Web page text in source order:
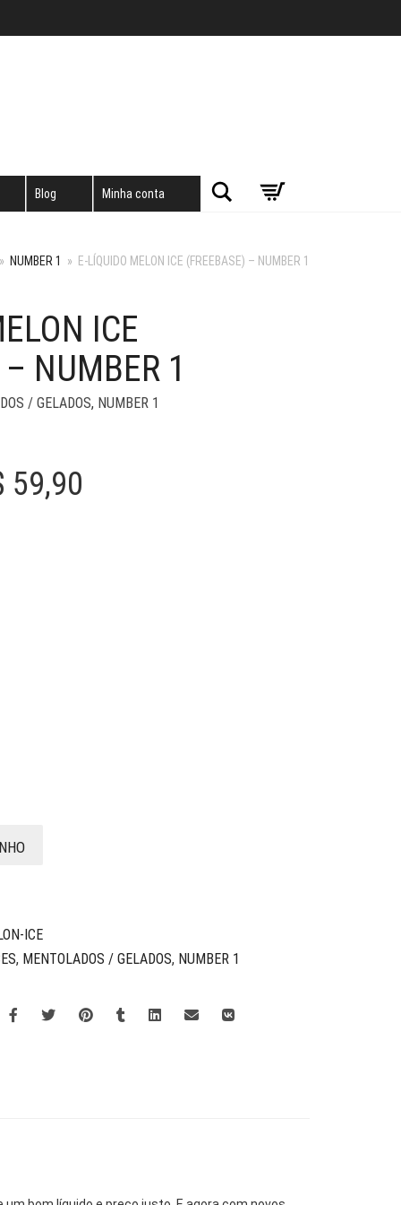
Blog Minha conta Pesquisar
» NUMBER 1 » E-LÍQUIDO MELON ICE (FREEBASE) – NUMBER 1
ICE
NUMBER 1
/ GELADOS, NUMBER 1
59,90
ICE
, MENTOLADOS / GELADOS, NUMBER 1